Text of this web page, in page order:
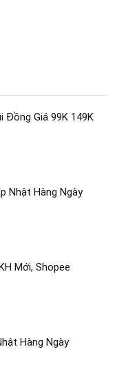
Đồng Giá 99K 149K
Nhật Hàng Ngày
Mới, Shopee
Hàng Ngày